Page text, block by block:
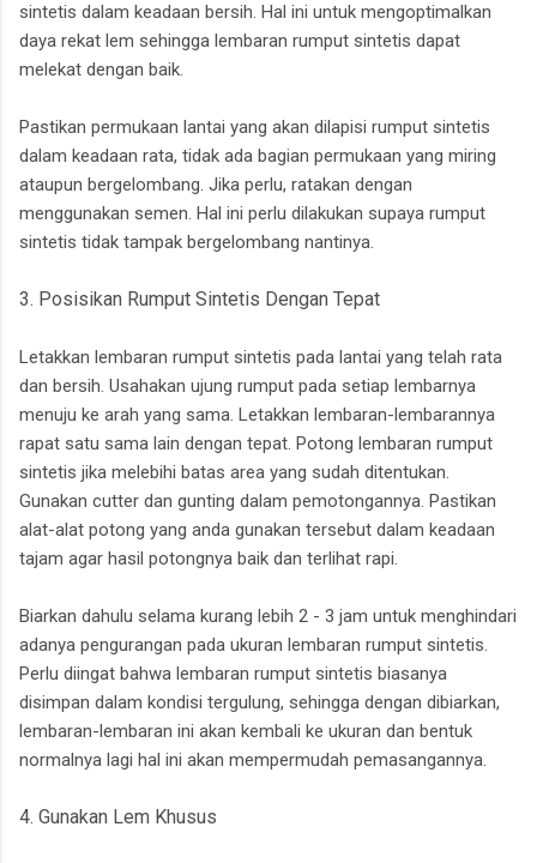
sintetis dalam keadaan bersih. Hal ini untuk mengoptimalkan
daya rekat lem sehingga lembaran rumput sintetis dapat
melekat dengan baik.
Pastikan permukaan lantai yang akan dilapisi rumput sintetis
dalam keadaan rata, tidak ada bagian permukaan yang miring
ataupun bergelombang. Jika perlu, ratakan dengan
menggunakan semen. Hal ini perlu dilakukan supaya rumput
sintetis tidak tampak bergelombang nantinya.
3. Posisikan Rumput Sintetis Dengan Tepat
Letakkan lembaran rumput sintetis pada lantai yang telah rata
dan bersih. Usahakan ujung rumput pada setiap lembarnya
menuju ke arah yang sama. Letakkan lembaran-lembarannya
rapat satu sama lain dengan tepat. Potong lembaran rumput
sintetis jika melebihi batas area yang sudah ditentukan.
Gunakan cutter dan gunting dalam pemotongannya. Pastikan
alat-alat potong yang anda gunakan tersebut dalam keadaan
tajam agar hasil potongnya baik dan terlihat rapi.
Biarkan dahulu selama kurang lebih 2 - 3 jam untuk menghindari
adanya pengurangan pada ukuran lembaran rumput sintetis.
Perlu diingat bahwa lembaran rumput sintetis biasanya
disimpan dalam kondisi tergulung, sehingga dengan dibiarkan,
lembaran-lembaran ini akan kembali ke ukuran dan bentuk
normalnya lagi hal ini akan mempermudah pemasangannya.
4. Gunakan Lem Khusus